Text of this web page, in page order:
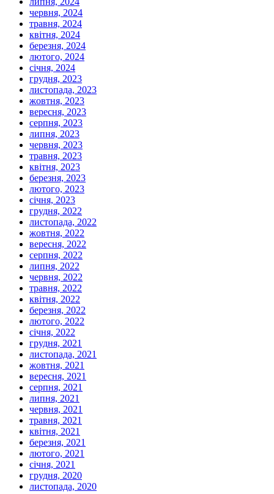
червня, 2024
травня, 2024
квітня, 2024
березня, 2024
лютого, 2024
січня, 2024
грудня, 2023
листопада, 2023
жовтня, 2023
вересня, 2023
серпня, 2023
липня, 2023
червня, 2023
травня, 2023
квітня, 2023
березня, 2023
лютого, 2023
січня, 2023
грудня, 2022
листопада, 2022
жовтня, 2022
вересня, 2022
серпня, 2022
липня, 2022
червня, 2022
травня, 2022
квітня, 2022
березня, 2022
лютого, 2022
січня, 2022
грудня, 2021
листопада, 2021
жовтня, 2021
вересня, 2021
серпня, 2021
липня, 2021
червня, 2021
травня, 2021
квітня, 2021
березня, 2021
лютого, 2021
січня, 2021
грудня, 2020
листопада, 2020